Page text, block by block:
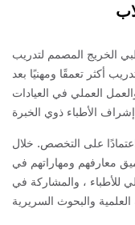
الخريج المصمم لتدريب
أكثر تعمقًا ومهنيًا بعد
العملي في العيادات
من 2 إلى 5 سنوات ، اعتمادًا على التخصص. خلال
معارفهم ومهاراتهم في
للأطباء ، والمشاركة في